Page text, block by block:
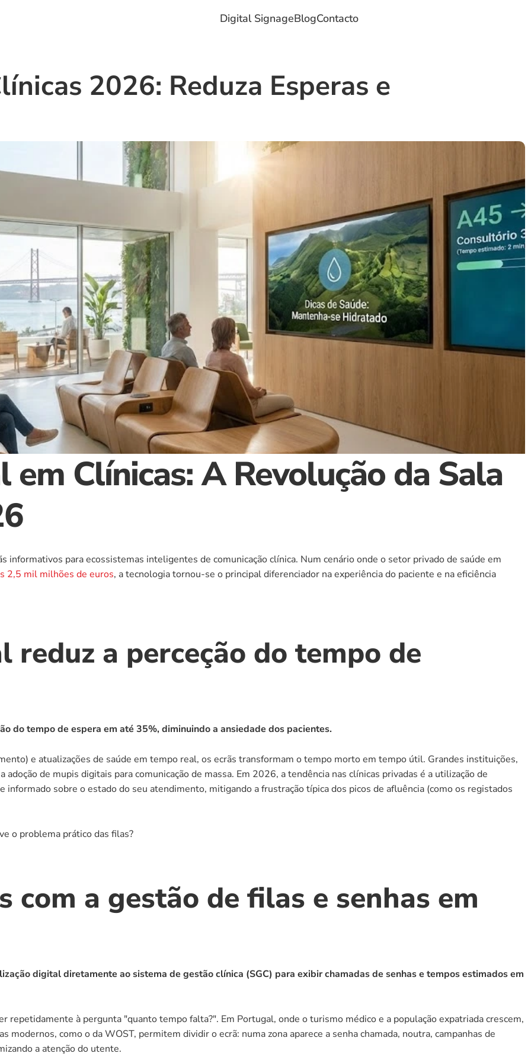
Digital SignageBlogContacto
2026: Reduza Esperas e
Clínicas: A Revolução da Sala
informativos para ecossistemas inteligentes de comunicação clínica. Num cenário onde o setor privado de saúde em
2,5 mil milhões de euros, a tecnologia tornou-se o principal diferenciador na experiência do paciente e na eficiência
a perceção do tempo de
do tempo de espera em até 35%, diminuindo a ansiedade dos pacientes.
e atualizações de saúde em tempo real, os ecrãs transformam o tempo morto em tempo útil. Grandes instituições,
informado sobre o estado do seu atendimento, mitigando a frustração típica dos picos de afluência (como os registados
o problema prático das filas?
com a gestão de filas e senhas em
digital diretamente ao sistema de gestão clínica (SGC) para exibir chamadas de senhas e tempos estimados em
repetidamente à pergunta "quanto tempo falta?". Em Portugal, onde o turismo médico e a população expatriada crescem,
como o da WOST, permitem dividir o ecrã: numa zona aparece a senha chamada, noutra, campanhas de
a atenção do utente.